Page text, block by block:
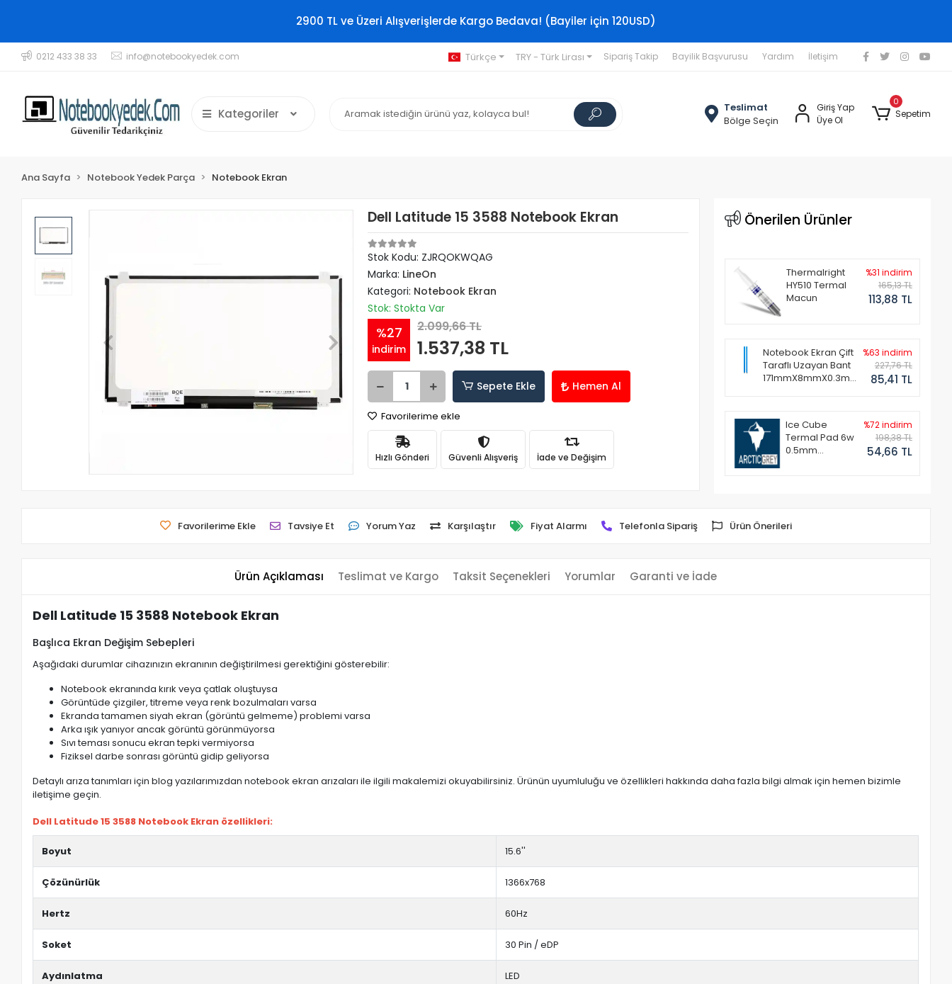
2900 TL ve Üzeri Alışverişlerde Kargo Bedava! (Bayiler için 120USD)
0212 433 38 33 info@notebookyedek.com Türkçe TRY - Türk Lirası Sipariş Takip Bayilik Başvurusu Yardım İletişim
Kategoriler
Teslimat
Bölge Seçin
Giriş Yap
Üye Ol
0
Sepetim
Ana Sayfa Notebook Yedek Parça Notebook Ekran
Dell Latitude 15 3588 Notebook Ekran
Stok Kodu: ZJRQOKWQAG
Marka: LineOn
Kategori: Notebook Ekran
Stok: Stokta Var
%27
indirim
2.099,66 TL
1.537,38 TL
Sepete Ekle Hemen Al
Favorilerime ekle
Hızlı Gönderi Güvenli Alışveriş İade ve Değişim
Önerilen Ürünler
Thermalright
HY510 Termal
Macun
%31 indirim
165,13 TL
113,88 TL
Notebook Ekran Çift
Taraflı Uzayan Bant
171mmX8mmX0.3mm
%63 indirim
227,76 TL
85,41 TL
Ice Cube
Termal Pad 6w
0.5mm
%72 indirim
198,38 TL
54,66 TL
Favorilerime Ekle Tavsiye Et Yorum Yaz Karşılaştır Fiyat Alarmı Telefonla Sipariş Ürün Önerileri
Ürün Açıklaması Teslimat ve Kargo Taksit Seçenekleri Yorumlar Garanti ve İade
Dell Latitude 15 3588 Notebook Ekran
Başlıca Ekran Değişim Sebepleri
Aşağıdaki durumlar cihazınızın ekranının değiştirilmesi gerektiğini gösterebilir:
Notebook ekranında kırık veya çatlak oluştuysa
Görüntüde çizgiler, titreme veya renk bozulmaları varsa
Ekranda tamamen siyah ekran (görüntü gelmeme) problemi varsa
Arka ışık yanıyor ancak görüntü görünmüyorsa
Sıvı teması sonucu ekran tepki vermiyorsa
Fiziksel darbe sonrası görüntü gidip geliyorsa
Detaylı arıza tanımları için blog yazılarımızdan notebook ekran arızaları ile ilgili makalemizi okuyabilirsiniz. Ürünün uyumluluğu ve özellikleri hakkında daha fazla bilgi almak için hemen bizimle
iletişime geçin.
Dell Latitude 15 3588 Notebook Ekran özellikleri:
Boyut 15.6''
Çözünürlük 1366x768
Hertz 60Hz
Soket 30 Pin / eDP
Aydınlatma LED